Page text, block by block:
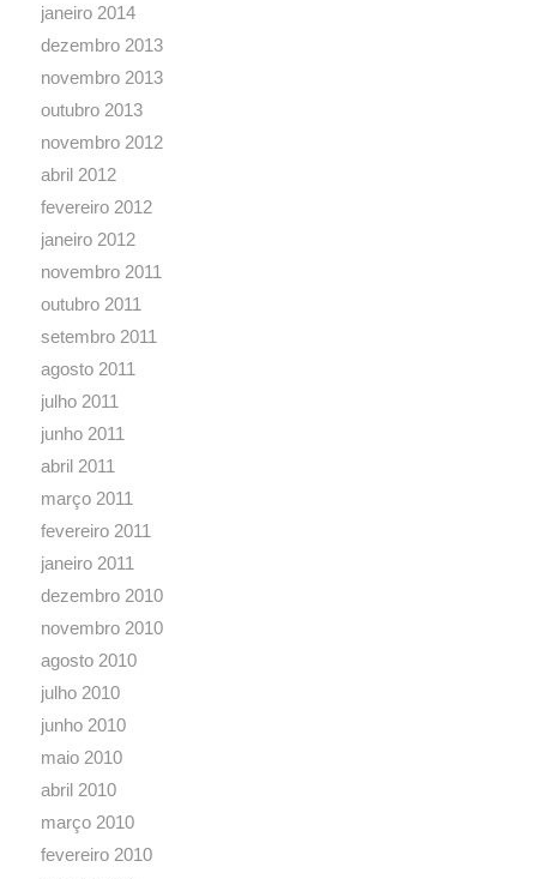
janeiro 2014
dezembro 2013
novembro 2013
outubro 2013
novembro 2012
abril 2012
fevereiro 2012
janeiro 2012
novembro 2011
outubro 2011
setembro 2011
agosto 2011
julho 2011
junho 2011
abril 2011
março 2011
fevereiro 2011
janeiro 2011
dezembro 2010
novembro 2010
agosto 2010
julho 2010
junho 2010
maio 2010
abril 2010
março 2010
fevereiro 2010